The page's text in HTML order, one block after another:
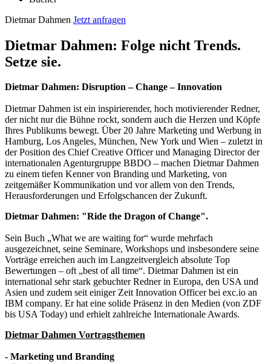
Dietmar Dahmen Jetzt anfragen
Dietmar Dahmen: Folge nicht Trends.
Setze sie.
Dietmar Dahmen: Disruption – Change – Innovation
Dietmar Dahmen ist ein inspirierender, hoch motivierender Redner,
der nicht nur die Bühne rockt, sondern auch die Herzen und Köpfe
Ihres Publikums bewegt. Über 20 Jahre Marketing und Werbung in
Hamburg, Los Angeles, München, New York und Wien – zuletzt in
der Position des Chief Creative Officer und Managing Director der
internationalen Agenturgruppe BBDO – machen Dietmar Dahmen
zu einem tiefen Kenner von Branding und Marketing, von
zeitgemäßer Kommunikation und vor allem von den Trends,
Herausforderungen und Erfolgschancen der Zukunft.
Dietmar Dahmen: "Ride the Dragon of Change".
Sein Buch „What we are waiting for“ wurde mehrfach
ausgezeichnet, seine Seminare, Workshops und insbesondere seine
Vorträge erreichen auch im Langzeitvergleich absolute Top
Bewertungen – oft „best of all time“. Dietmar Dahmen ist ein
international sehr stark gebuchter Redner in Europa, den USA und
Asien und zudem seit einiger Zeit Innovation Officer bei exc.io an
IBM company. Er hat eine solide Präsenz in den Medien (von ZDF
bis USA Today) und erhielt zahlreiche Internationale Awards.
Dietmar Dahmen Vortragsthemen
- Marketing und Branding